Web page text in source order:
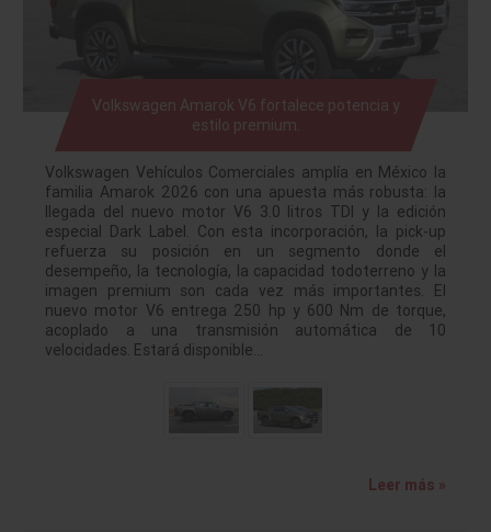
Volkswagen Amarok V6 fortalece potencia y
estilo premium.
Volkswagen Vehículos Comerciales amplía en México la
familia Amarok 2026 con una apuesta más robusta: la
llegada del nuevo motor V6 3.0 litros TDI y la edición
especial Dark Label. Con esta incorporación, la pick-up
refuerza su posición en un segmento donde el
desempeño, la tecnología, la capacidad todoterreno y la
imagen premium son cada vez más importantes. El
nuevo motor V6 entrega 250 hp y 600 Nm de torque,
acoplado a una transmisión automática de 10
velocidades. Estará disponible…
Leer más »